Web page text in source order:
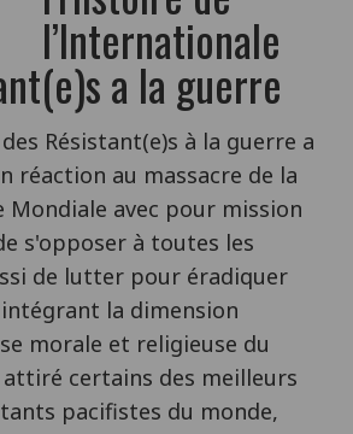
l’Internationale
a la guerre
Résistant(e)s à la guerre a
réaction au massacre de la
Mondiale avec pour mission
s'opposer à toutes les
de lutter pour éradiquer
intégrant la dimension
morale et religieuse du
attiré certains des meilleurs
pacifistes du monde,